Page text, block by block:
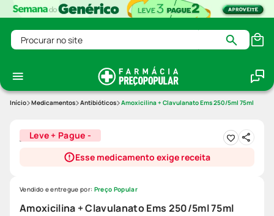
Procurar no site
Medicamentos Antibióticos Amoxicilina + Clavulanato Ems 250/5ml 75ml
Leve + Pague -
Esse medicamento exige receita
Amoxicilina + Clavulanato Ems 250/5ml 75ml
Vendido e entregue por: Preço Popular